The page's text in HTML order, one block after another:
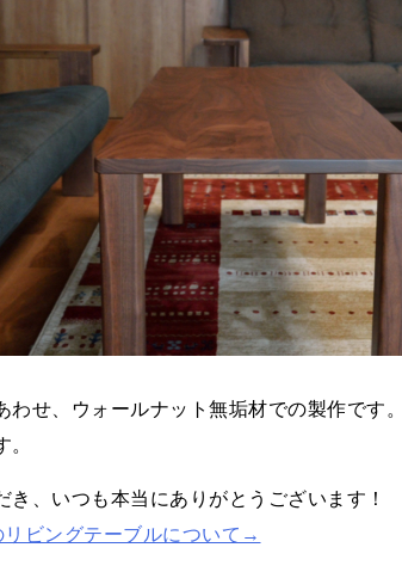
わせ、ウォールナット無垢材での製作です
き、いつも本当にありがとうございます！
ビングテーブルについて→